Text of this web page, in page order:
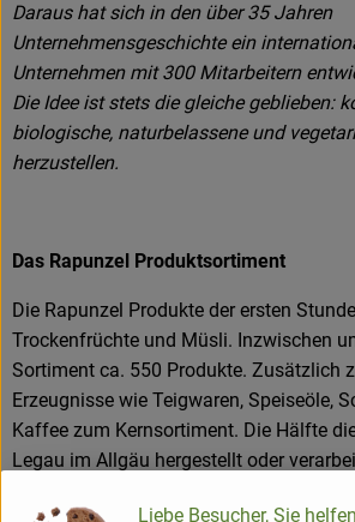
Daraus hat sich in den über 35 Jahren
Unternehmensgeschichte ein
Unternehmen mit 300 Mitarbeitern
Die Idee ist stets die gleiche geblieben:
biologische, naturbelassene und
herzustellen.
Das Rapunzel Produktsortiment
Die Rapunzel Produkte der ersten
Trockenfrüchte und Müsli. Inzwischen
Sortiment ca. 550 Produkte. Zusätzlich
Erzeugnisse wie Teigwaren, Speiseöle,
Kaffee zum Kernsortiment. Die Hälfte
Legau im Allgäu hergestellt oder
Liebe Besucher, Sie